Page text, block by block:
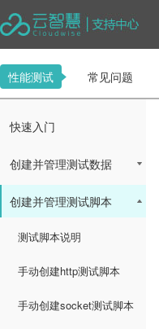
性能测试 常见问题
快速入门
创建并管理测试数据
创建并管理测试脚本
测试脚本说明
手动创建http测试脚本
手动创建socket测试脚本